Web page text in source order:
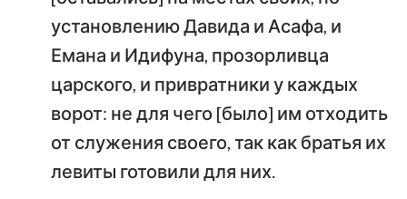
установлению Давида и Асафа, и
Емана и Идифуна, прозорливца
царского, и привратники у каждых
ворот: не для чего [было] им отходить
от служения своего, так как братья их
левиты готовили для них.